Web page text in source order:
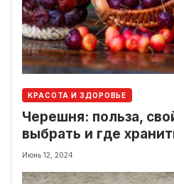
КРАСОТА И ЗДОРОВЬЕ
Черешня: польза,
выбрать и где
Июнь 12, 2024